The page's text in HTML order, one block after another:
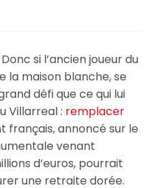
Donc si l’ancien joueur du
la maison blanche, se
défi que ce qui lui
Villarreal : remplacer
français, annoncé sur le
venant
d’euros, pourrait
une retraite dorée.